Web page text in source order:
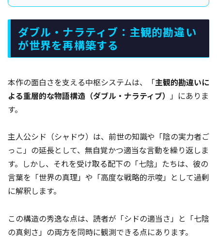
ダブル・ナラティブ：主観的勘違い
が世界を再構築する
本作の面白さを支える中枢システムは、「主観的勘違いに
よる重層的な物語構造（ダブル・ナラティブ）
」にありま
す。
主人公シド（シャドウ）は、前世の知識や「陰の実力者ご
っこ」の延長として、無自覚かつ適当な言動を繰り返しま
す。しかし、それを受け取る配下の「七陰」たちは、彼の
言葉を「世界の真理」や「高度な戦略的示唆」として過剰
に解釈します。
この構造の秀逸な点は、読者が「シドの適当さ」と「七陰
の真剣さ」の両方を同時に観測できる点にあります。